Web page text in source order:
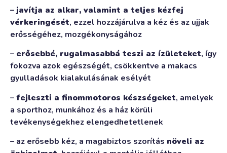
–javítja az alkar, valamint a teljes kézfej
vérkeringését, ezzel hozzájárulva a kéz és az ujjak
erősségéhez, mozgékonyságához
– erősebbé, rugalmasabbá teszi az ízületeket, így
fokozva azok egészségét, csökkentve a makacs
gyulladások kialakulásának esélyét
–fejleszti a finommotoros készségeket, amelyek
a sporthoz, munkához és a ház körüli
tevékenységekhez elengedhetetlenek
– az erősebb kéz, a magabiztos szorítás növeli az